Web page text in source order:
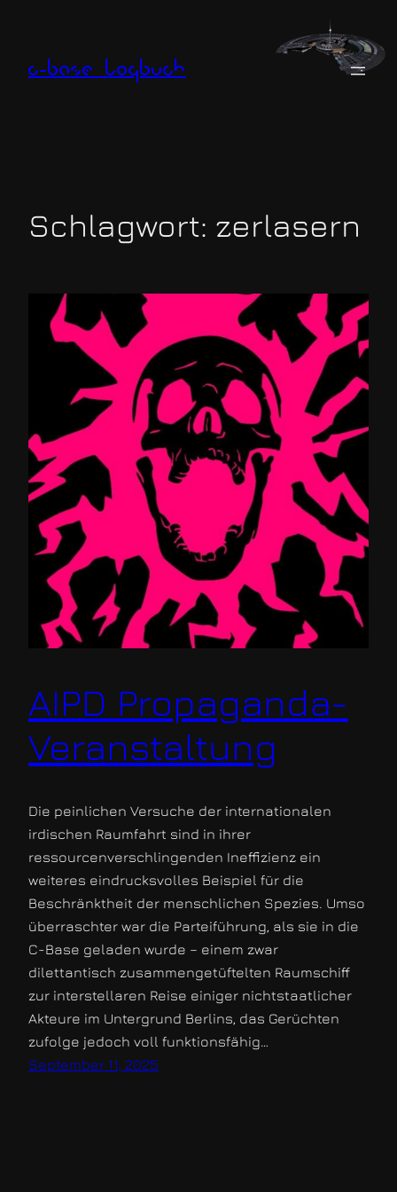
springen
c-base logbuch
Schlagwort: zerlasern
AIPD Propaganda-
Veranstaltung
Die peinlichen Versuche der internationalen
irdischen Raumfahrt sind in ihrer
ressourcenverschlingenden Ineffizienz ein
weiteres eindrucksvolles Beispiel für die
Beschränktheit der menschlichen Spezies. Umso
überraschter war die Parteiführung, als sie in die
C-Base geladen wurde – einem zwar
dilettantisch zusammengetüftelten Raumschiff
zur interstellaren Reise einiger nichtstaatlicher
Akteure im Untergrund Berlins, das Gerüchten
zufolge jedoch voll funktionsfähig…
September 11, 2025